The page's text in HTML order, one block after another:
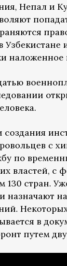
Непал и
создания
с
по
с
стран.
назначают
в
путем